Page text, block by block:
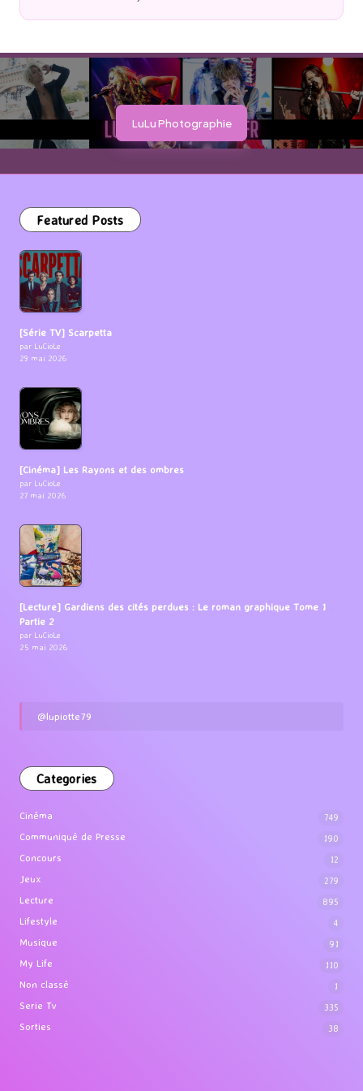
by
by
LuLu Photographie
Featured Posts
[Série TV] Scarpetta
par LuCioLe
29 mai 2026
[Cinéma] Les Rayons et des ombres
par LuCioLe
27 mai 2026
[Lecture] Gardiens des cités perdues : Le roman graphique Tome 1
Partie 2
par LuCioLe
25 mai 2026
@lupiotte79
Categories
Cinéma 749
Communiqué de Presse 190
Concours 12
Jeux 279
Lecture 895
Lifestyle 4
Musique 91
My Life 110
Non classé 1
Serie Tv 335
Sorties 38